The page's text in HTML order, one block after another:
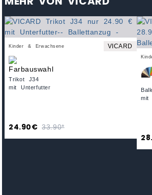
Kinder & Erwachsene VICARD
Trikot J34
mit Unterfutter
24.90€ 33.90*
mit